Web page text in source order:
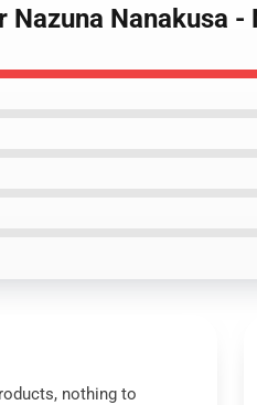
Nazuna Nanakusa
nothing to